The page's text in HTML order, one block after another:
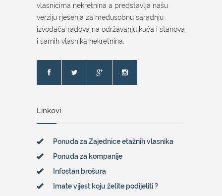
vlasnicima nekretnina a predstavlja našu
verziju rješenja za međusobnu saradnju
izvođača radova na održavanju kuća i stanova
i samih vlasnika nekretnina.
Linkovi
Ponuda za Zajednice etažnih vlasnika
Ponuda za kompanije
Infostan brošura
Imate vijest koju želite podijeliti ?